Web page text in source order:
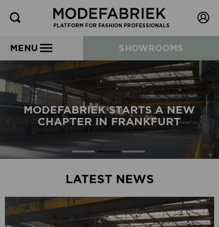
PLATFORM FOR FASHION PROFESSIONALS
MENU SHOWROOMS
MODEFABRIEK STARTS A NEW
CHAPTER IN FRANKFURT
LATEST NEWS